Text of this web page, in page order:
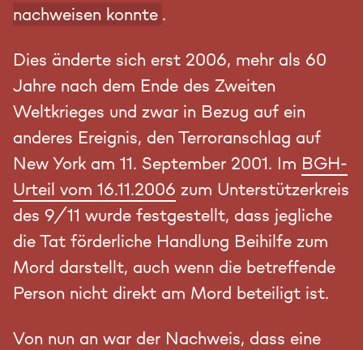
nachweisen konnte .
Dies änderte sich erst 2006, mehr als 60
Jahre nach dem Ende des Zweiten
Weltkrieges und zwar in Bezug auf ein
anderes Ereignis, den Terroranschlag auf
New York am 11. September 2001. Im BGH-
Urteil vom 16.11.2006 zum Unterstützerkreis
des 9/11 wurde festgestellt, dass jegliche
die Tat förderliche Handlung Beihilfe zum
Mord darstellt, auch wenn die betreffende
Person nicht direkt am Mord beteiligt ist.
Von nun an war der Nachweis, dass eine